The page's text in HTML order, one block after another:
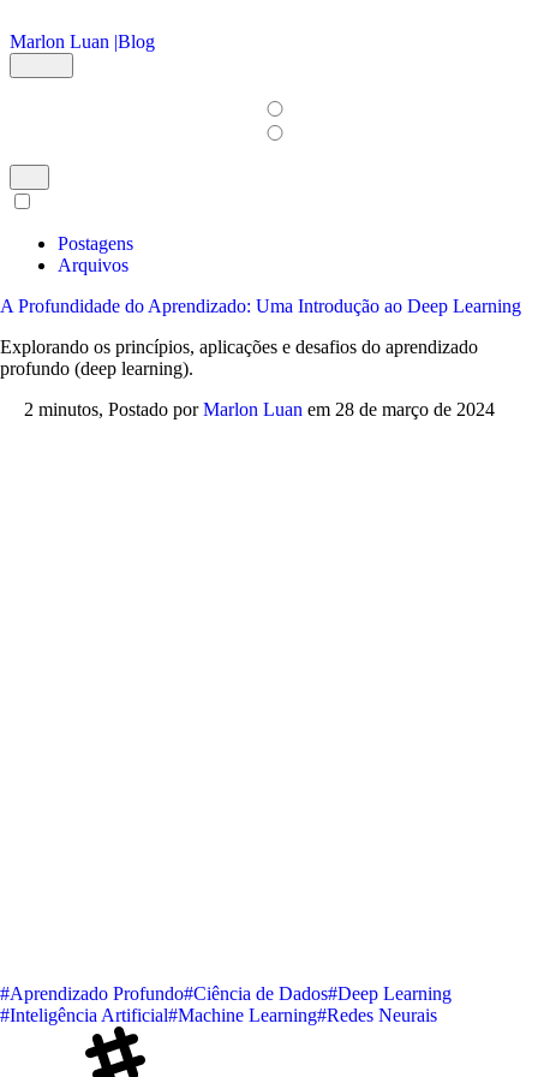
Marlon Luan |Blog
Postagens
Arquivos
A Profundidade do Aprendizado: Uma Introdução ao Deep Learning
Explorando os princípios, aplicações e desafios do aprendizado
profundo (deep learning).
2 minutos, Postado porMarlon Luan em 28 de março de 2024
#Aprendizado Profundo#Ciência de Dados#Deep Learning
#Inteligência Artificial#Machine Learning#Redes Neurais